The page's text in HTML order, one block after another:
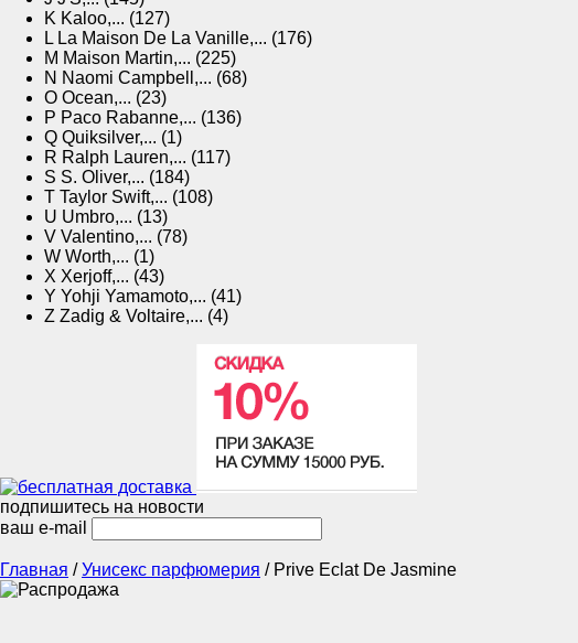
K Kaloo,... (127)
L La Maison De La Vanille,... (176)
M Maison Martin,... (225)
N Naomi Campbell,... (68)
O Ocean,... (23)
P Paco Rabanne,... (136)
Q Quiksilver,... (1)
R Ralph Lauren,... (117)
S S. Oliver,... (184)
T Taylor Swift,... (108)
U Umbro,... (13)
V Valentino,... (78)
W Worth,... (1)
X Xerjoff,... (43)
Y Yohji Yamamoto,... (41)
Z Zadig & Voltaire,... (4)
подпишитесь на новости
ваш e-mail
Главная /Унисекс парфюмерия / Prive Eclat De Jasmine